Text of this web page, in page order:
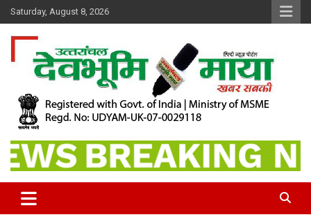
Skip
to
content
Saturday, August 8, 2026
Dev Bhoomi Maya